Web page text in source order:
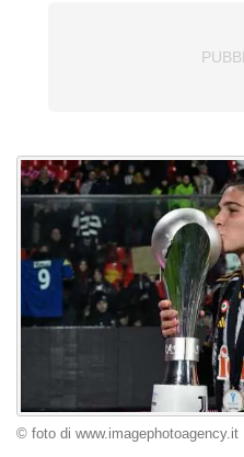
© foto di www.imagephotoagency.it